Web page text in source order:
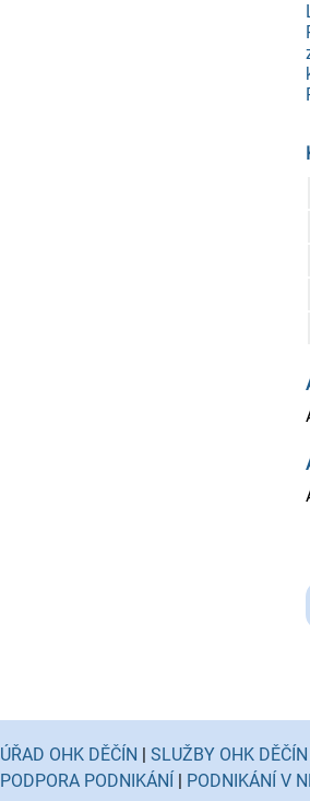
ÚŘAD OHK DĚČÍN | SLUŽBY OHK DĚČÍN
PODPORA PODNIKÁNÍ | PODNIKÁNÍ V